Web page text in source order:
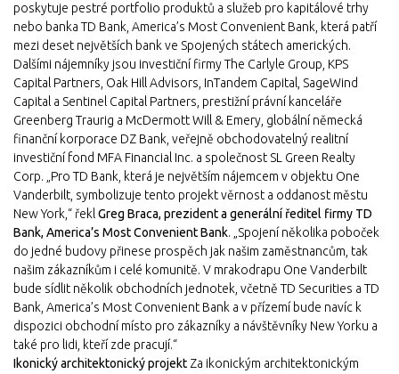
poskytuje pestré portfolio produktů a služeb pro kapitálové trhy
nebo banka TD Bank, America’s Most Convenient Bank, která patří
mezi deset největších bank ve Spojených státech amerických.
Dalšími nájemníky jsou investiční firmy The Carlyle Group, KPS
Capital Partners, Oak Hill Advisors, InTandem Capital, SageWind
Capital a Sentinel Capital Partners, prestižní právní kanceláře
Greenberg Traurig a McDermott Will & Emery, globální německá
finanční korporace DZ Bank, veřejně obchodovatelný realitní
investiční fond MFA Financial Inc. a společnost SL Green Realty
Corp. „Pro TD Bank, která je největším nájemcem v objektu One
Vanderbilt, symbolizuje tento projekt věrnost a oddanost městu
New York,“ řeklGreg Braca, prezident a generální ředitel firmy TD
Bank, America’s Most Convenient Bank. „Spojení několika poboček
do jedné budovy přinese prospěch jak našim zaměstnancům, tak
našim zákazníkům i celé komunitě. V mrakodrapu One Vanderbilt
bude sídlit několik obchodních jednotek, včetně TD Securities a TD
Bank, America’s Most Convenient Bank a v přízemí bude navíc k
dispozici obchodní místo pro zákazníky a návštěvníky New Yorku a
také pro lidi, kteří zde pracují.“
Ikonický architektonický projekt Za ikonickým architektonickým